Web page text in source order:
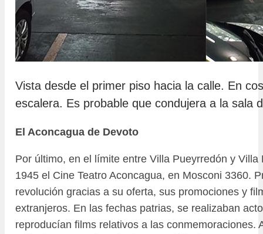
Vista desde el primer piso hacia la calle. En
escalera. Es probable que condujera a la sala
El Aconcagua de Devoto
Por último, en el límite entre Villa Pueyrredón y Villa
1945 el Cine Teatro Aconcagua, en Mosconi 3360.
revolución gracias a su oferta, sus promociones y
extranjeros. En las fechas patrias, se realizaban
reproducían films relativos a las conmemoraciones.